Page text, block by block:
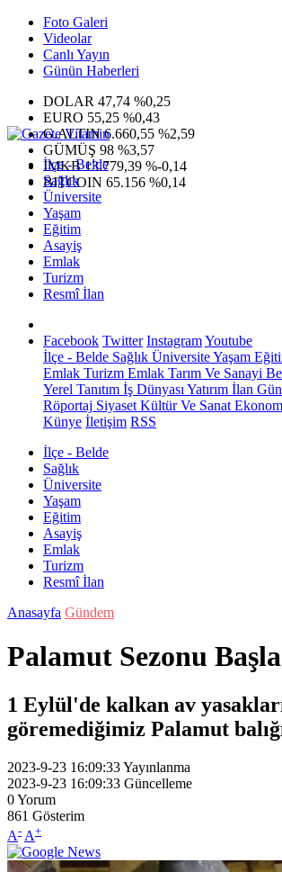
Foto Galeri
Videolar
Canlı Yayın
Günün Haberleri
DOLAR 47,74 %0,25
EURO 55,25 %0,43
G.ALTIN6.660,55 %2,59
GÜMÜŞ 98 %3,57
IMKB13.779,39 %-0,14
BITCOIN 65.156 %0,14
İlçe - Belde
Sağlık
Üniversite
Yaşam
Eğitim
Asayiş
Emlak
Turizm
Resmî İlan
Facebook Twitter InstagramYoutube
İlçe - Belde Sağlık ÜniversiteYaşam
Emlak Turizm Emlak Tarım Ve Sanayi
Yerel Tanıtım İş Dünyası Yatırım İlan
Röportaj Siyaset Kültür Ve Sanat
Künye İletişim RSS
İlçe - Belde
Sağlık
Üniversite
Yaşam
Eğitim
Asayiş
Emlak
Turizm
Resmî İlan
Anasayfa Gündem
Palamut Sezonu
1 Eylül'de kalkan av
göremediğimiz Palamut
2023-9-23 16:09:33Yayınlanma
2023-9-23 16:09:33 Güncelleme
0Yorum
861 Gösterim
A- A+